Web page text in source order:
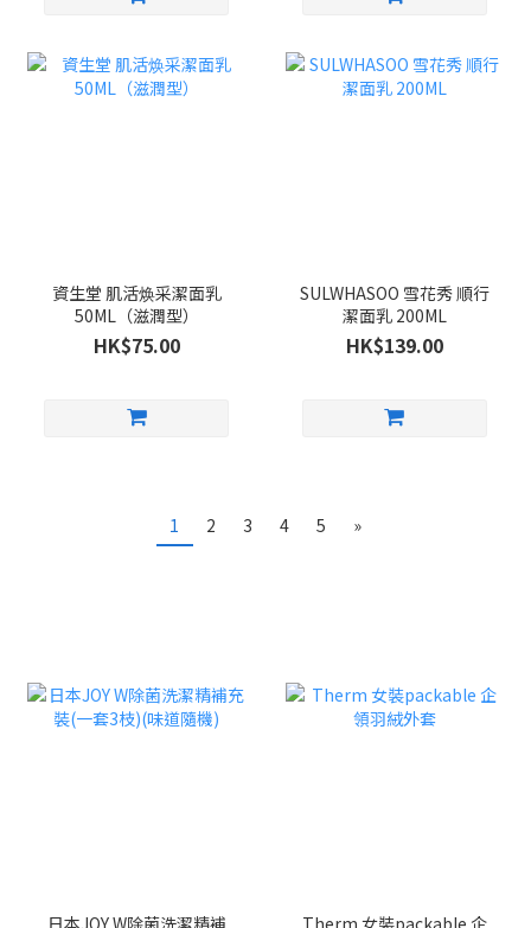
資生堂 肌活焕采潔面乳
50ML（滋潤型）
HK$75.00
SULWHASOO 雪花秀 順行
潔面乳 200ML
HK$139.00
1 2 3 4 5 »